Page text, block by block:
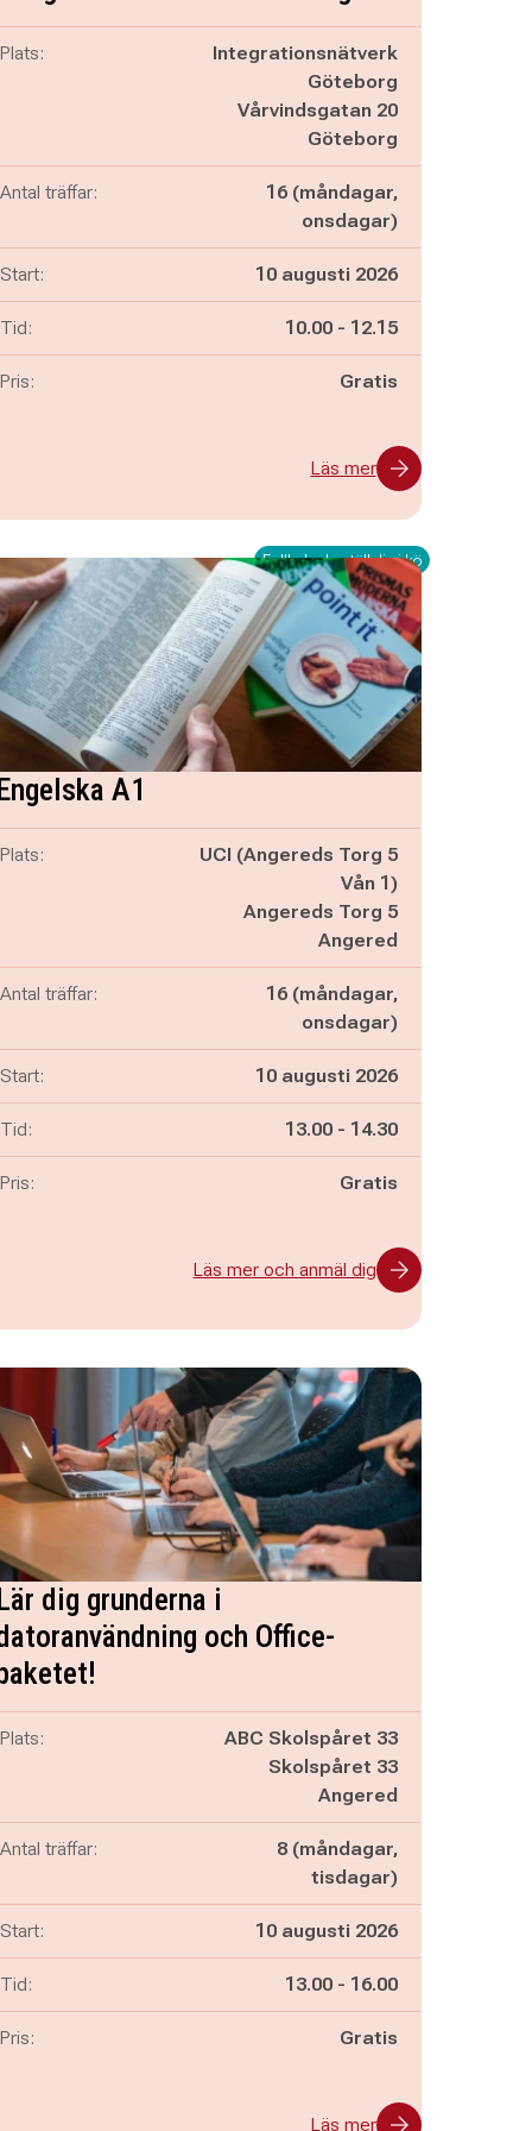
Plats:
Integrationsnätverk
Göteborg
Vårvindsgatan 20
Göteborg
Antal träffar:
16 (måndagar,
onsdagar)
Start: 10 augusti 2026
Tid: Pågår mellan
10.00 - och
12.15
Pris: Gratis
Läs mer
Fullbokad - ställ dig i kö
A1
Plats:
UCI (Angereds Torg 5
Vån 1)
Angereds Torg 5
Angered
Antal träffar:
16 (måndagar,
onsdagar)
Start: 10 augusti 2026
Tid: Pågår mellan
13.00 - och
14.30
Pris: Gratis
Läs mer och anmäl dig
dig grunderna i
och Office-
Plats:
ABC Skolspåret 33
Skolspåret 33
Angered
Antal träffar:
8 (måndagar,
tisdagar)
Start: 10 augusti 2026
Tid: Pågår mellan
13.00 - och
16.00
Pris: Gratis
Läs mer